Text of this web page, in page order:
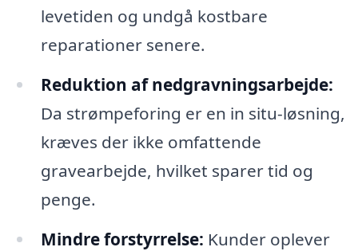
levetiden og undgå kostbare
reparationer senere.
Reduktion af nedgravningsarbejde:
Da strømpeforing er en in situ-løsning,
kræves der ikke omfattende
gravearbejde, hvilket sparer tid og
penge.
Mindre forstyrrelse: Kunder oplever